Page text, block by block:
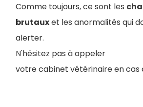
Comme toujours, ce sont les
brutauxet les anormalités qui
alerter.
N'hésitez pas à appeler
votre cabinet vétérinaire en cas